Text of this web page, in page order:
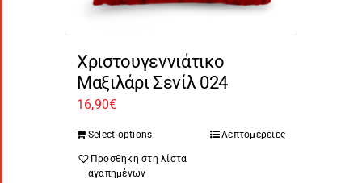
Χριστουγεννιάτικο
Μαξιλάρι Σενίλ 024
16,90€
Select options Λεπτομέρειες
Προσθήκη στη λίστα
αγαπημένων